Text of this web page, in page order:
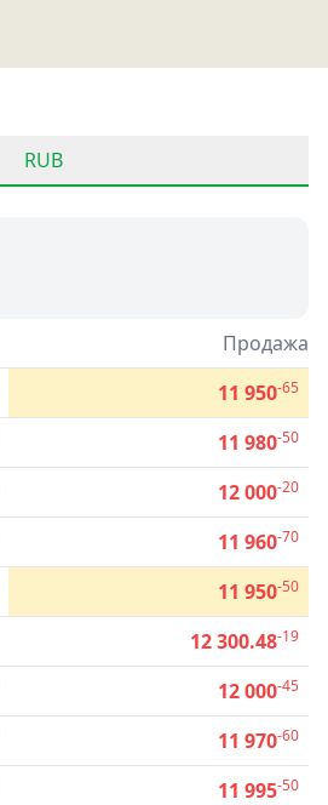
RUB
Продажа
11 950-65
11 980-50
12 000-20
11 960-70
11 950-50
12 300.48-19
12 000-45
11 970-60
11 995-50